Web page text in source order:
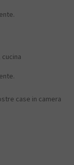
case in camera